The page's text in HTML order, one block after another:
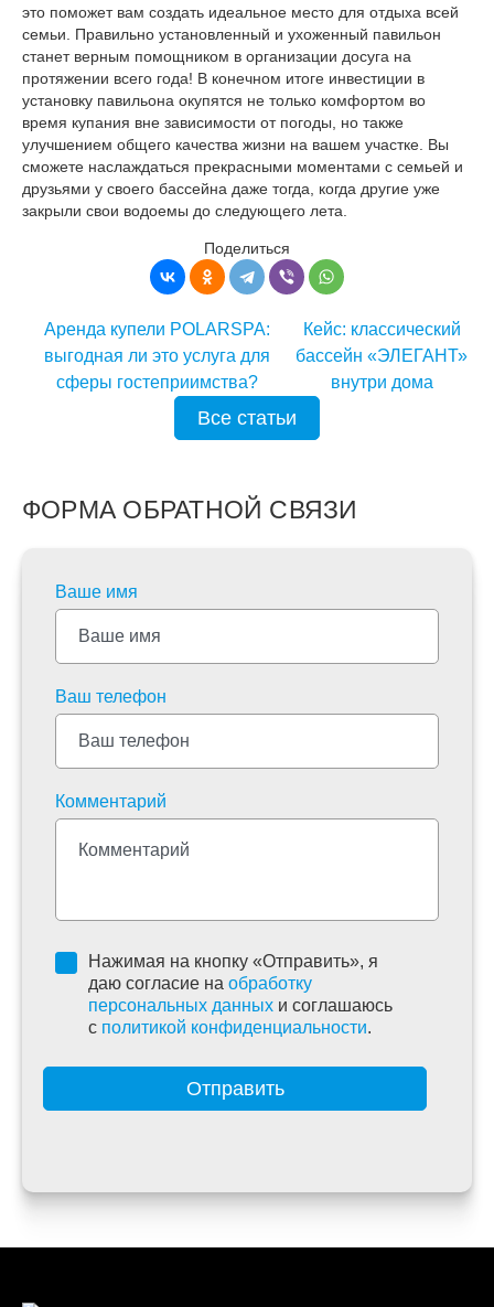
это поможет вам создать идеальное место для отдыха всей
семьи. Правильно установленный и ухоженный павильон
станет верным помощником в организации досуга на
протяжении всего года! В конечном итоге инвестиции в
установку павильона окупятся не только комфортом во
время купания вне зависимости от погоды, но также
улучшением общего качества жизни на вашем участке. Вы
сможете наслаждаться прекрасными моментами с семьей и
друзьями у своего бассейна даже тогда, когда другие уже
закрыли свои водоемы до следующего лета.
Поделиться
Аренда купели POLARSPA:
выгодная ли это услуга для
сферы гостеприимства?
Кейс: классический
бассейн «ЭЛЕГАНТ»
внутри дома
Все статьи
ФОРМА ОБРАТНОЙ СВЯЗИ
Ваше имя
Ваш телефон
Комментарий
Нажимая на кнопку «Отправить», я
даю согласие на обработку
персональных данных и соглашаюсь
c политикой конфиденциальности.
Отправить